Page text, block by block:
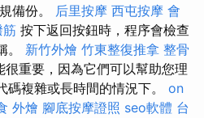
備份。 后里按摩 西屯按摩 會
筋 按下返回按鈕時，程序會檢查
。 新竹外燴 竹東整復推拿 整骨
很重要，因為它們可以幫助您理
複雜或長時間的情況下。 on
外燴 腳底按摩證照 seo軟體 台